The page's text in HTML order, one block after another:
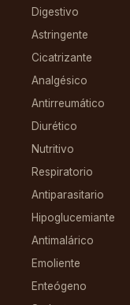
Digestivo
Astringente
Cicatrizante
Analgésico
Antirreumático
Diurético
Nutritivo
Respiratorio
Antiparasitario
Hipoglucemiante
Antimalárico
Emoliente
Enteógeno